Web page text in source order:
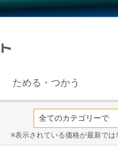
ためる・つかう
※表示されている価格が最新では